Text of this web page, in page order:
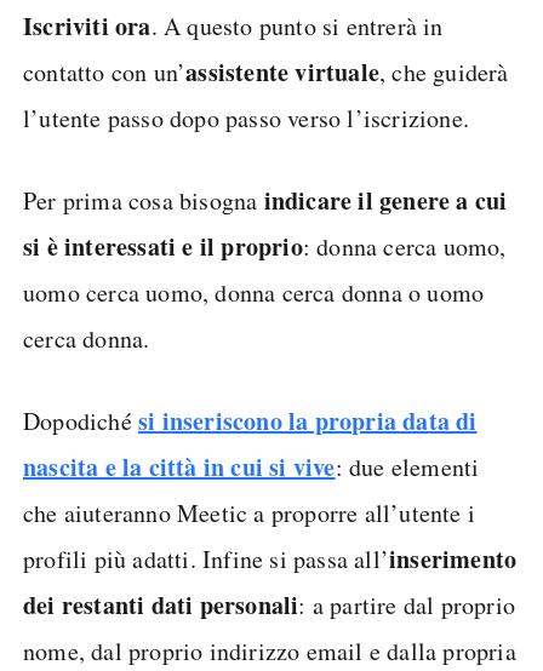
Iscriviti ora. A questo punto si entrerà in
contatto con un’assistente virtuale, che guiderà
l’utente passo dopo passo verso l’iscrizione.
Per prima cosa bisogna indicare il genere a cui
si è interessati e il proprio: donna cerca uomo,
uomo cerca uomo, donna cerca donna o uomo
cerca donna.
Dopodichési inserisconola propria data di
nascita e la città in cui si vive: due elementi
che aiuteranno Meetic a proporre all’utente i
profili più adatti. Infine si passa all’inserimento
dei restanti dati personali: a partire dal proprio
nome, dal proprio indirizzo email e dalla propria